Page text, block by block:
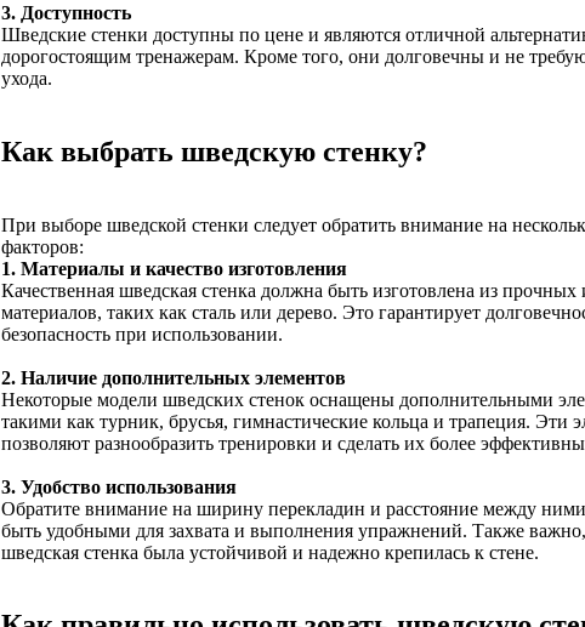
3. Доступность
Шведские стенки доступны по цене и являются отличной
дорогостоящим тренажерам. Кроме того, они долговечны и не
ухода.
Как выбрать шведскую стенку?
При выборе шведской стенки следует обратить внимание на
факторов:
1. Материалы и качество изготовления
Качественная шведская стенка должна быть изготовлена из
материалов, таких как сталь или дерево. Это гарантирует
безопасность при использовании.
2. Наличие дополнительных элементов
Некоторые модели шведских стенок оснащены дополнительными
такими как турник, брусья, гимнастические кольца и трапеция. Эти
позволяют разнообразить тренировки и сделать их более
3. Удобство использования
Обратите внимание на ширину перекладин и расстояние между
быть удобными для захвата и выполнения упражнений. Также
шведская стенка была устойчивой и надежно крепилась к стене.